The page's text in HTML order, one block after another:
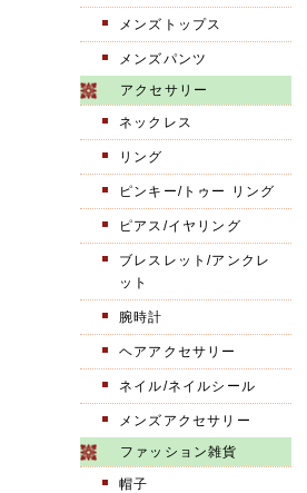
メンズトップス
メンズパンツ
アクセサリー
ネックレス
リング
ピンキー/トゥー リング
ピアス/イヤリング
ブレスレット/アンクレ
ット
腕時計
ヘアアクセサリー
ネイル/ネイルシール
メンズアクセサリー
ファッション雑貨
帽子